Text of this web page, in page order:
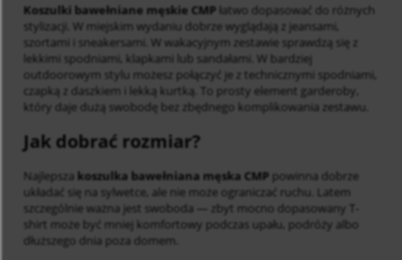
Koszulki bawełniane męskie CMP łatwo dopasować do różnych
stylizacji. W miejskim wydaniu dobrze wyglądają z jeansami,
szortami i sneakersami. W wakacyjnym zestawie sprawdzą się z
lekkimi spodniami, klapkami lub sandałami. W bardziej
outdoorowym stylu możesz połączyć je z technicznymi spodniami,
czapką z daszkiem i lekką kurtką. To prosty element garderoby,
który daje dużą swobodę bez zbędnego komplikowania zestawu.
Jak dobrać rozmiar?
Najlepsza koszulka bawełniana męska CMP powinna dobrze
układać się na sylwetce, ale nie może ograniczać ruchu. Latem
szczególnie ważna jest swoboda — zbyt mocno dopasowany T-
shirt może być mniej komfortowy podczas upału, podróży albo
dłuższego dnia poza domem.